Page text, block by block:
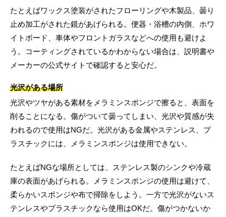
たとえばワックス塗装がされたフローリングや木製品、曇り
止め加工がされた鏡があげられる。便器・浴槽の内側、ホワ
イトボード、車体やフロントガラスなどへの使用も避けよ
う。コーティングされているかわからない場合は、説明書や
メーカーの公式サイトで確認すると安心だ。
光沢がある場所
光沢やツヤがある素材をメラミンスポンジで擦ると、表面を
削ることになる。傷がついて曇ってしまい、光沢や質感が失
われるので使用はNGだ。光沢がある金属やステンレス、プ
ラスチックには、メラミンスポンジは使用できない。
たとえばNGな場所としては、ステンレス製のシンクや冷蔵
庫の表面があげられる。メラミンスポンジの使用は避けて、
柔らかいスポンジや布で掃除をしよう。一方で光沢がないス
テンレスやプラスチックなら使用はOKだ。傷がつかないか